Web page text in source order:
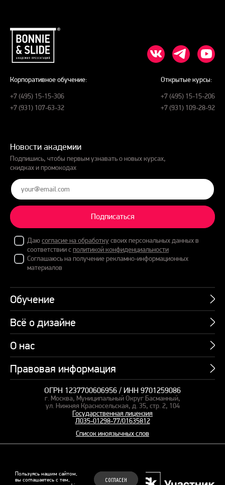
Пользуясь нашим сайтом,
вы соглашаетесь с тем,
СОГЛАСЕН
Корпоративное обучение:
+7 (495) 15-15-306
+7 (931) 107-63-32
Открытые курсы:
+7 (495) 15-15-206
+7 (931) 109-28-92
Новости академии
Подпишись, чтобы первым узнавать о новых курсах,
скидках и промокодах
Подписаться
Даюсогласие на обработкусвоих персональных данных в
соответствии сполитикой конфиденциальности
Соглашаюсь на получение рекламно-информационных
материалов
Обучение
Курсы
Пакетные предложения
Профессии
Подарочные сертификаты
Корпоративное обучение
Курсы для сотрудников
Пакетные предложения
Всё о дизайне
Учебник по презентациям
Банк слайдов
Вебинары
Студия дизайна
Заказать презентацию
О нас
Об академии
СМИ о нас
Правовая информация
Карта сайта
Оферта и лицензия
Политика конфиденциальности
Рекомендательные технологии
ОГРН 1237700606956 / ИНН 9701259086
г. Москва, Муниципальный Округ Басманный,
ул. Нижняя Красносельская, д. 35, стр. 2, 104
Государственная лицензия
Л035-01298-77/01635812
Список иноязычных слов
© 2015–2026 Бонни и Слайд
Обучающие курсы по